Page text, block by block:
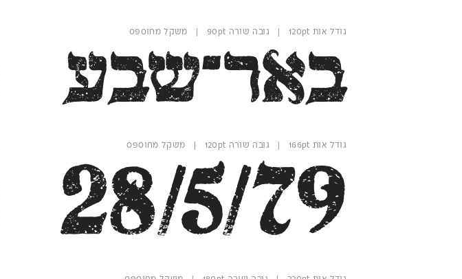
גודל אות 120pt | גובה שורה 90pt | משקל מחוספס
באר־שבע
גודל אות 166pt | גובה שורה 120pt | משקל מחוספס
28/5/79